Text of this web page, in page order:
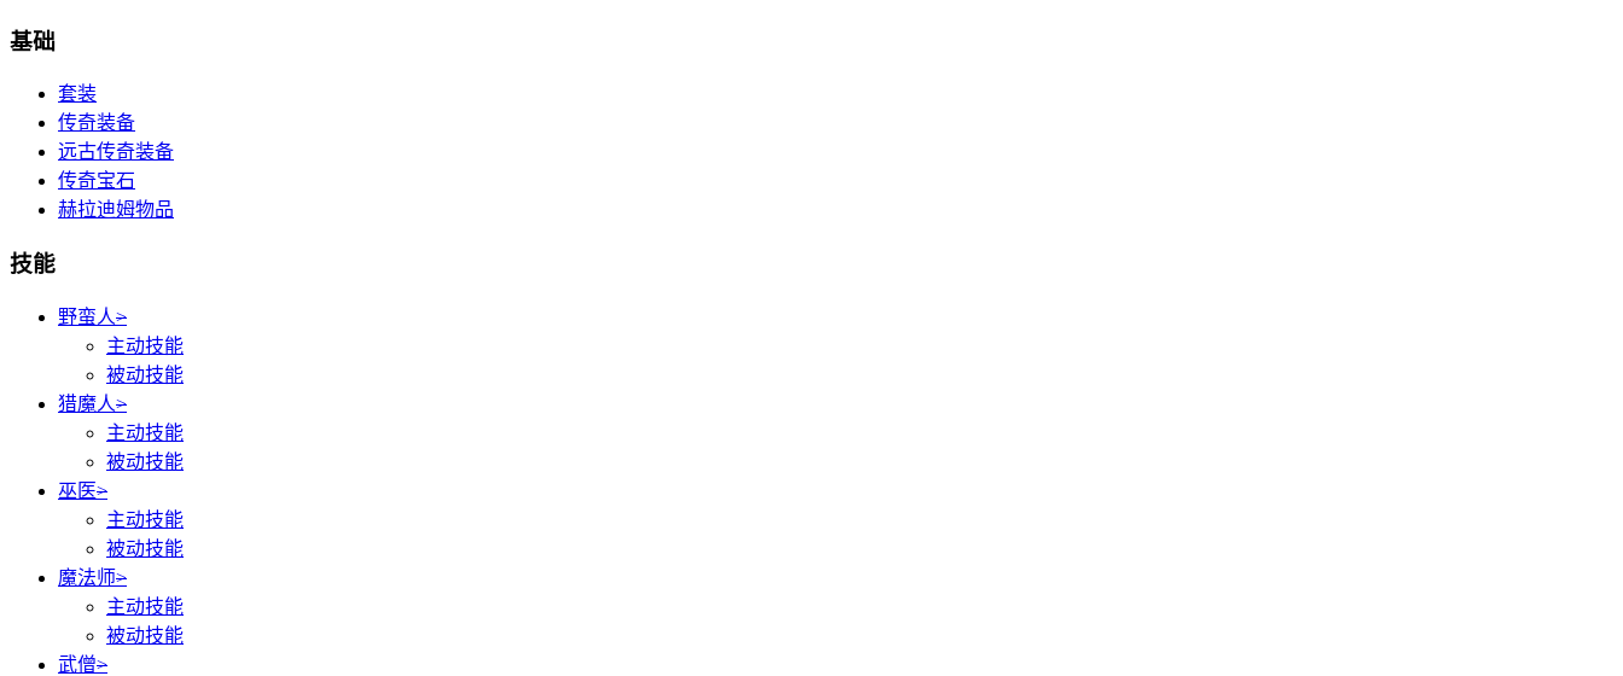
基础
套装
传奇装备
远古传奇装备
传奇宝石
赫拉迪姆物品
技能
野蛮人>
主动技能
被动技能
猎魔人>
主动技能
被动技能
巫医>
主动技能
被动技能
魔法师>
主动技能
被动技能
武僧>